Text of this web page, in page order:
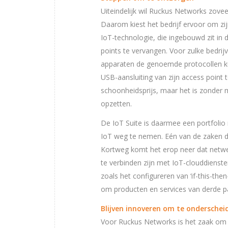
Uiteindelijk wil Ruckus Networks
Daarom kiest het bedrijf ervoor om
IoT-technologie, die ingebouwd zit in
points te vervangen. Voor zulke
apparaten de genoemde protocollen
USB-aansluiting van zijn access point
schoonheidsprijs, maar het is zonder
opzetten.
De IoT Suite is daarmee een
IoT weg te nemen. Eén van de
Kortweg komt het erop neer dat
te verbinden zijn met IoT-
zoals het configureren van ‘if-this-
om producten en services van derde
Blijven innoveren om te
Voor Ruckus Networks is het zaak